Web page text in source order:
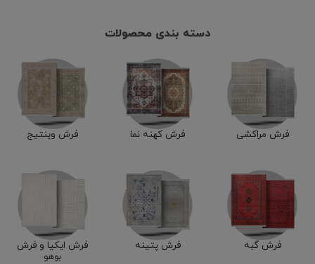
دسته بندی محصولات
فرش مراکشی فرش کهنه نما فرش وینتیج
فرش گبه فرش پتینه
فرش ایکیا و فرش
بوهو